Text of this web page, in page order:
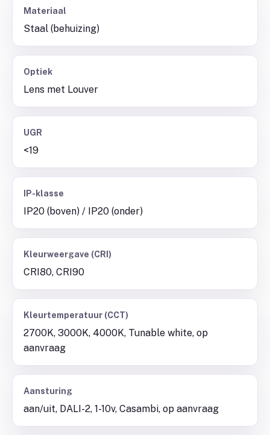
Materiaal
Staal (behuizing)
Optiek
Lens met Louver
UGR
<19
IP-klasse
IP20 (boven) / IP20 (onder)
Kleurweergave (CRI)
CRI80, CRI90
Kleurtemperatuur (CCT)
2700K, 3000K, 4000K, Tunable white, op
aanvraag
Aansturing
aan/uit, DALI-2, 1-10v, Casambi, op aanvraag